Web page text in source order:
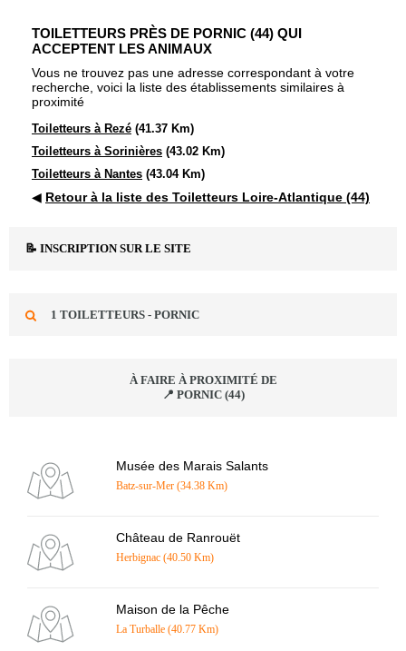
TOILETTEURS PRÈS DE PORNIC (44) QUI
ACCEPTENT LES ANIMAUX
Vous ne trouvez pas une adresse correspondant à votre
recherche, voici la liste des établissements similaires à
proximité
Toiletteurs à Rezé (41.37 Km)
Toiletteurs à Sorinières (43.02 Km)
Toiletteurs à Nantes (43.04 Km)
◀ Retour à la liste des Toiletteurs Loire-Atlantique (44)
📝 INSCRIPTION SUR LE SITE
1 TOILETTEURS - PORNIC
À FAIRE À PROXIMITÉ DE
📍 PORNIC (44)
Musée des Marais Salants
Batz-sur-Mer (34.38 Km)
Château de Ranrouët
Herbignac (40.50 Km)
Maison de la Pêche
La Turballe (40.77 Km)